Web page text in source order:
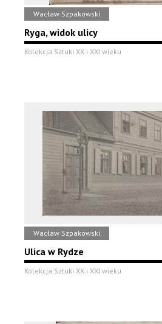
Wacław Szpakowski
Ryga, widok ulicy
Kolekcja Sztuki XX i XXI wieku
Wacław Szpakowski
Ulica w Rydze
Kolekcja Sztuki XX i XXI wieku